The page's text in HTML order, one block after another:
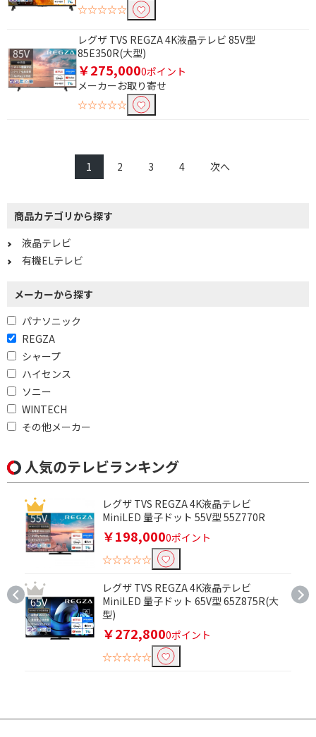
☆☆☆☆☆
レグザ TVS REGZA 4K液晶テレビ 85V型
85E350R(大型)
￥275,0000ポイント
メーカーお取り寄せ
☆☆☆☆☆
1 2 3 4 次へ
商品カテゴリから探す
液晶テレビ
有機ELテレビ
メーカーから探す
パナソニック
REGZA
シャープ
ハイセンス
ソニー
WINTECH
その他メーカー
人気のテレビランキング
レグザ TVS REGZA 4K液晶テレビ
MiniLED 量子ドット 55V型 55Z770R
￥198,0000ポイント
☆☆☆☆☆
レグザ TVS REGZA 4K液晶テレビ
MiniLED 量子ドット 65V型 65Z875R(大
型)
￥272,8000ポイント
☆☆☆☆☆